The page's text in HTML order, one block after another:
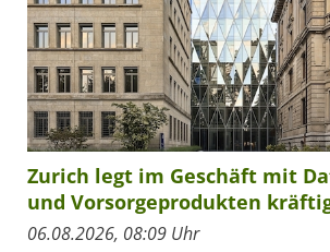
Zurich legt im Geschäft mit
und Vorsorgeprodukten
06.08.2026, 08:09 Uhr